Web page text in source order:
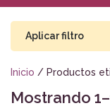
Aplicar filtro
Buscar por
Inicio / Productos
Mostrando